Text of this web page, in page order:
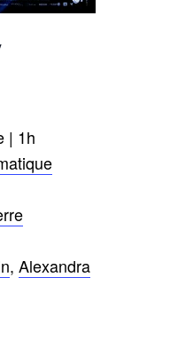
| 1h
, Alexandra